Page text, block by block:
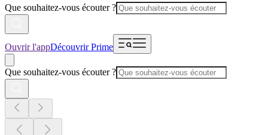
Que souhaitez-vous écouter ?
Ouvrir l'appDécouvrir Prime
Que souhaitez-vous écouter ?